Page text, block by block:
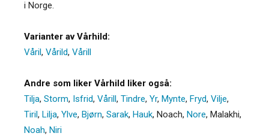
i Norge.
Varianter av Vårhild:
Våril, Vårild, Vårill
Andre som liker Vårhild liker også:
Tilja, Storm, Isfrid, Vårill, Tindre, Yr, Mynte, Fryd, Vilje,
Tiril, Lilja, Ylve, Bjørn, Sarak, Hauk, Noach, Nore, Malakhi,
Noah, Niri